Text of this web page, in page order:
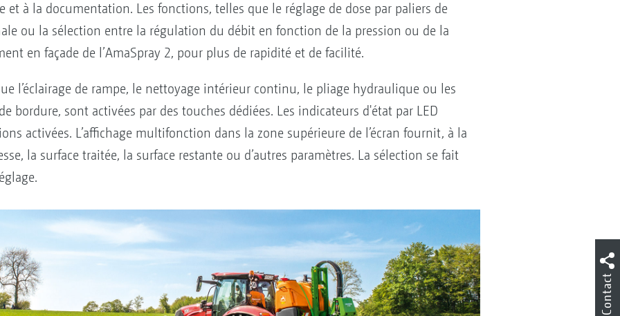
et à la documentation. Les fonctions, telles que le réglage de dose par paliers de
ou la sélection entre la régulation du débit en fonction de la pression ou de la
en façade de l’AmaSpray 2, pour plus de rapidité et de facilité.
l’éclairage de rampe, le nettoyage intérieur continu, le pliage hydraulique ou les
bordure, sont activées par des touches dédiées. Les indicateurs d'état par LED
activées. L’affichage multifonction dans la zone supérieure de l’écran fournit, à la
la surface traitée, la surface restante ou d’autres paramètres. La sélection se fait
Contact